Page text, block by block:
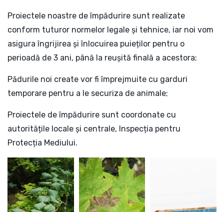
Proiectele noastre de împădurire sunt realizate
conform tuturor normelor legale și tehnice, iar noi vom
asigura îngrijirea și înlocuirea puieților pentru o
perioadă de 3 ani, până la reușită finală a acestora;
Pădurile noi create vor fi împrejmuite cu garduri
temporare pentru a le securiza de animale;
Proiectele de împădurire sunt coordonate cu
autoritățile locale și centrale, Inspecția pentru
Protecția Mediului.